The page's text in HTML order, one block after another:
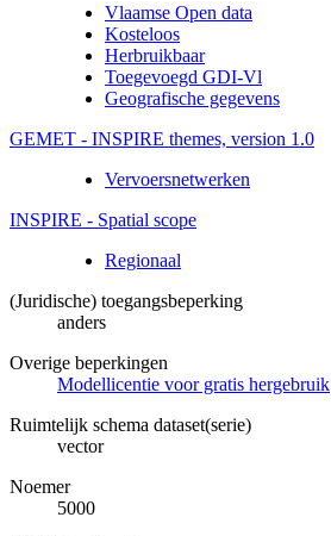
Vlaamse Open data
Kosteloos
Herbruikbaar
Toegevoegd GDI-Vl
Geografische gegevens
GEMET - INSPIRE themes, version 1.0
Vervoersnetwerken
INSPIRE - Spatial scope
Regionaal
(Juridische) toegangsbeperking
anders
Overige beperkingen
Modellicentie voor gratis hergebruik
Ruimtelijk schema dataset(serie)
vector
Noemer
5000